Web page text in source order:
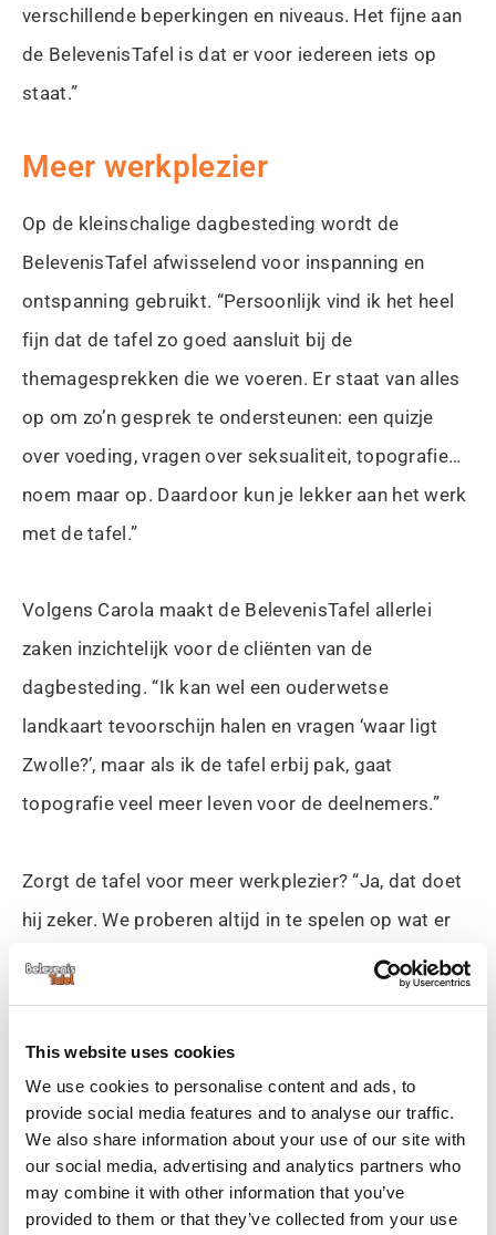
This website uses cookies
We use cookies to personalise content and ads, to
provide social media features and to analyse our traffic.
We also share information about your use of our site with
our social media, advertising and analytics partners who
may combine it with other information that you’ve
provided to them or that they’ve collected from your use
verschillende beperkingen en niveaus. Het fijne aan
de BelevenisTafel is dat er voor iedereen iets op
staat.”
Meer werkplezier
Op de kleinschalige dagbesteding wordt de
BelevenisTafel afwisselend voor inspanning en
ontspanning gebruikt. “Persoonlijk vind ik het heel
fijn dat de tafel zo goed aansluit bij de
themagesprekken die we voeren. Er staat van alles
op om zo’n gesprek te ondersteunen: een quizje
over voeding, vragen over seksualiteit, topografie…
noem maar op. Daardoor kun je lekker aan het werk
met de tafel.”
Volgens Carola maakt de BelevenisTafel allerlei
zaken inzichtelijk voor de cliënten van de
dagbesteding. “Ik kan wel een ouderwetse
landkaart tevoorschijn halen en vragen ‘waar ligt
Zwolle?’, maar als ik de tafel erbij pak, gaat
topografie veel meer leven voor de deelnemers.”
Zorgt de tafel voor meer werkplezier? “Ja, dat doet
hij zeker. We proberen altijd in te spelen op wat er
leeft in de groep. Dat is elke dag weer iets anders
gaat voorbereiden voor de volgende dag, want dan
is het moment alweer voorbij.”